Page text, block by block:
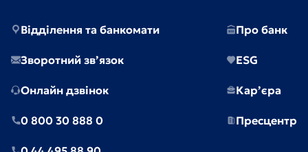
Відділення та банкомати
Зворотний зв’язок
Онлайн дзвінок
0 800 30 888 0
Про банк
ESG
Кар’єра
Пресцентр